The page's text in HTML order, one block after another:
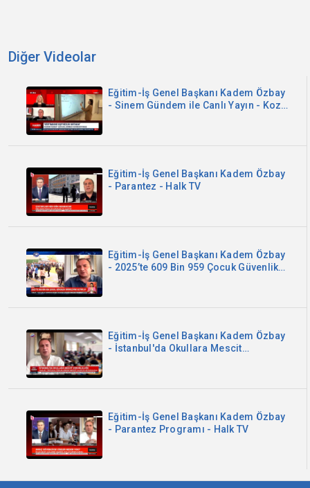
Diğer Videolar
Eğitim-İş Genel Başkanı Kadem Özbay
- Sinem Gündem ile Canlı Yayın - Koza
Eğitim-İş Genel Başkanı Kadem Özbay
- Parantez - Halk TV
Eğitim-İş Genel Başkanı Kadem Özbay
- 2025’te 609 Bin 959 Çocuk Güvenlik
Eğitim-İş Genel Başkanı Kadem Özbay
- İstanbul'da Okullara Mescit
Eğitim-İş Genel Başkanı Kadem Özbay
- Parantez Programı - Halk TV